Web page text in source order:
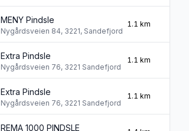
MENY Pindsle
Nygårdsveien 84, 3221, Sandefjord
1.1 km
Extra Pindsle
Nygårdsveien 76, 3221 Sandefjord
1.1 km
Extra Pindsle
Nygårdsveien 76, 3221 Sandefjord
1.1 km
REMA 1000 PINDSLE